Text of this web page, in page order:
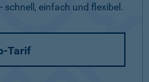
schnell, einfach und flexibel.
Tarif